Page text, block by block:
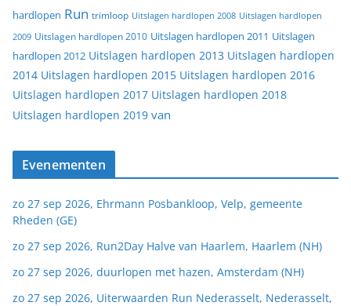
hardlopen Run trimloop Uitslagen hardlopen 2008 Uitslagen hardlopen
2009 Uitslagen hardlopen 2010 Uitslagen hardlopen 2011 Uitslagen
hardlopen 2012 Uitslagen hardlopen 2013 Uitslagen hardlopen
2014 Uitslagen hardlopen 2015 Uitslagen hardlopen 2016
Uitslagen hardlopen 2017 Uitslagen hardlopen 2018
Uitslagen hardlopen 2019 van
Evenementen
zo 27 sep 2026, Ehrmann Posbankloop, Velp, gemeente
Rheden (GE)
zo 27 sep 2026, Run2Day Halve van Haarlem, Haarlem (NH)
zo 27 sep 2026, duurlopen met hazen, Amsterdam (NH)
zo 27 sep 2026, Uiterwaarden Run Nederasselt, Nederasselt,